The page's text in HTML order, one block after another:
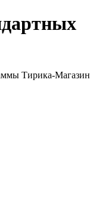
Тирика-Магазин